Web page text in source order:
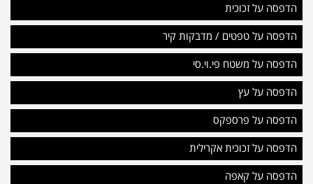
הדפסה על זכוכית
הדפסה על טפטים / מדבקות קיר
הדפסה על משטח פי.וי.סי
הדפסה על עץ
הדפסה על פרספקס
הדפסה על זכוכית אקרילית
הדפסה על קאפה